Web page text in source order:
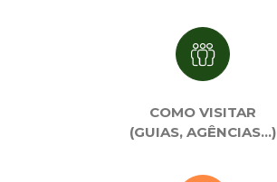
COMO VISITAR
(GUIAS, AGÊNCIAS…)